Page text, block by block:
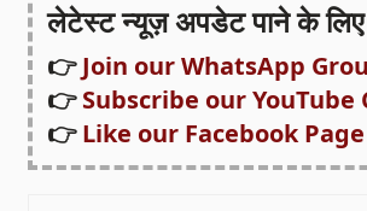
लेटेस्ट न्यूज़ अपडेट पाने के
👉Join our WhatsApp
👉Subscribe our YouTube
👉Like our Facebook Page